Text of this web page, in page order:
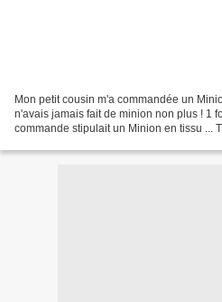
Mon petit cousin m'a commandée un
n'avais jamais fait de minion non plus ! 1
commande stipulait un Minion en tissu ...